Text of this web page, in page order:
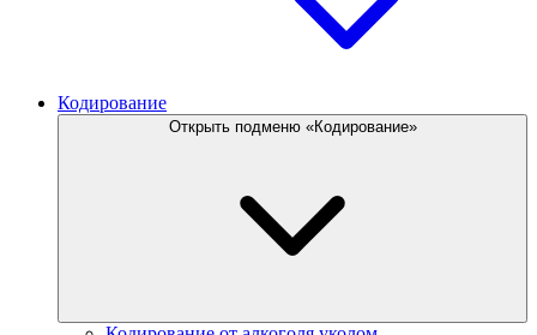
Кодирование
Открыть подменю «Кодирование»